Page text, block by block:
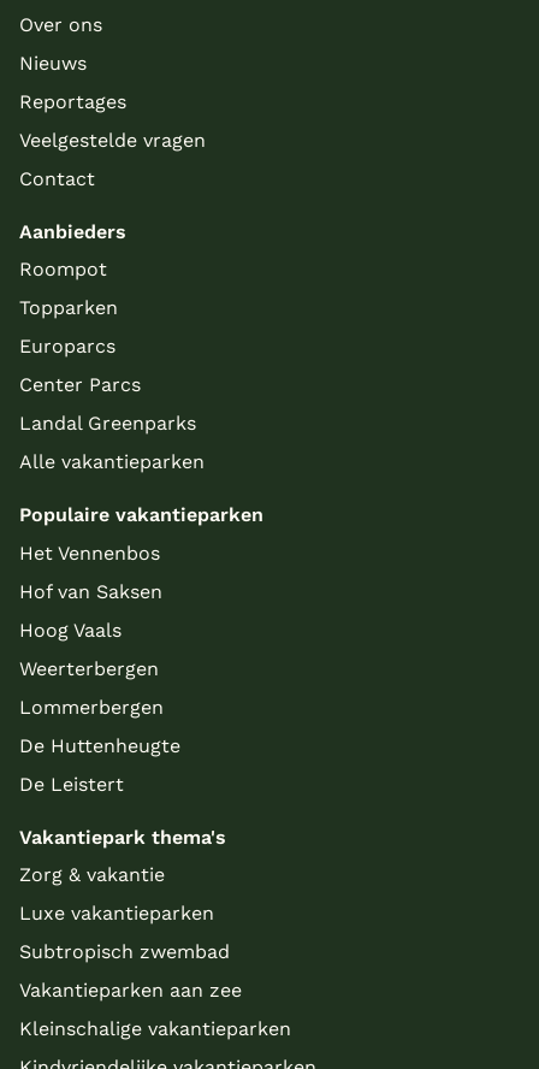
Over ons
Nieuws
Reportages
Veelgestelde vragen
Contact
Aanbieders
Roompot
Topparken
Europarcs
Center Parcs
Landal Greenparks
Alle vakantieparken
Populaire vakantieparken
Het Vennenbos
Hof van Saksen
Hoog Vaals
Weerterbergen
Lommerbergen
De Huttenheugte
De Leistert
Vakantiepark thema's
Zorg & vakantie
Luxe vakantieparken
Subtropisch zwembad
Vakantieparken aan zee
Kleinschalige vakantieparken